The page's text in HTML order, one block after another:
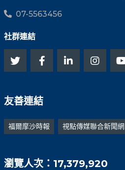
07-5563456
社群連結
友善連結
福爾摩沙時報 視點傳媒聯合新聞網
瀏覽人次：17,379,920